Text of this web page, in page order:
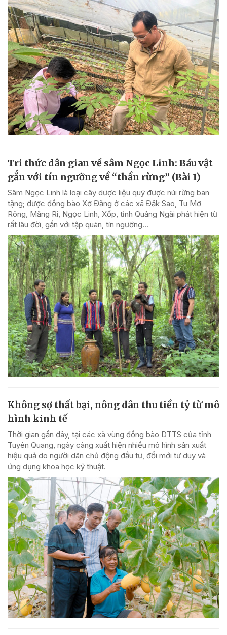
Tri thức dân gian về sâm Ngọc Linh: Báu vật
gắn với tín ngưỡng về “thần rừng” (Bài 1)
Sâm Ngọc Linh là loại cây dược liệu quý được núi rừng ban
tặng; được đồng bào Xơ Đăng ở các xã Đăk Sao, Tu Mơ
Rông, Măng Ri, Ngọc Linh, Xốp, tỉnh Quảng Ngãi phát hiện từ
rất lâu đời, gắn với tập quán, tín ngưỡng...
Không sợ thất bại, nông dân thu tiền tỷ từ mô
hình kinh tế
Thời gian gần đây, tại các xã vùng đồng bào DTTS của tỉnh
Tuyên Quang, ngày càng xuất hiện nhiều mô hình sản xuất
hiệu quả do người dân chủ động đầu tư, đổi mới tư duy và
ứng dụng khoa học kỹ thuật.